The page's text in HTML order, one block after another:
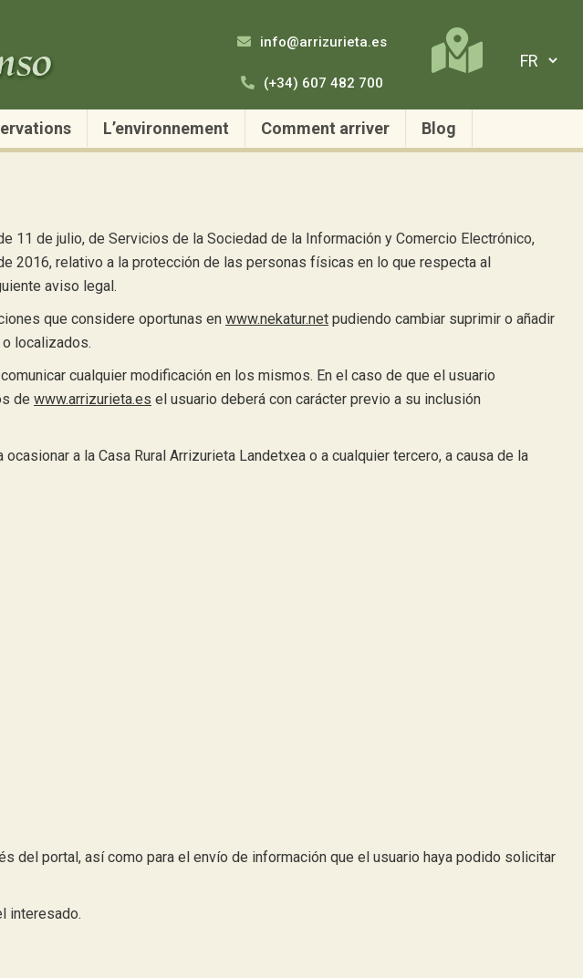
L’environnement Comment arriver Blog
info@arrizurieta.es
(+34) 607 482 700
de julio, de Servicios de la Sociedad de la Información y Comercio Electrónico,
2016, relativo a la protección de las personas físicas en lo que respecta al
aviso legal.
que considere oportunas en www.nekatur.net pudiendo cambiar suprimir o añadir
localizados.
cualquier modificación en los mismos. En el caso de que el usuario
de www.arrizurieta.es el usuario deberá con carácter previo a su inclusión
a la Casa Rural Arrizurieta Landetxea o a cualquier tercero, a causa de la
portal, así como para el envío de información que el usuario haya podido solicitar
interesado.